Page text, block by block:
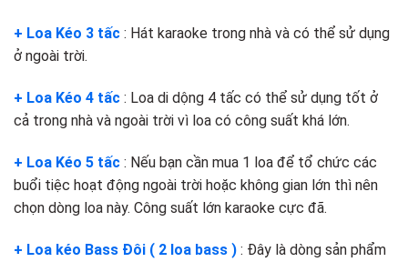
+ Loa Kéo 3 tấc : Hát karaoke trong nhà và có thể sử dụng
ở ngoài trời.
+ Loa Kéo 4 tấc : Loa di dộng 4 tấc có thể sử dụng tốt ở
cả trong nhà và ngoài trời vì loa có công suất khá lớn.
+ Loa Kéo 5 tấc : Nếu bạn cần mua 1 loa để tổ chức các
buổi tiệc hoạt động ngoài trời hoặc không gian lớn thì nên
chọn dòng loa này. Công suất lớn karaoke cực đã.
+ Loa kéo Bass Đôi ( 2 loa bass ) : Đây là dòng sản phẩm